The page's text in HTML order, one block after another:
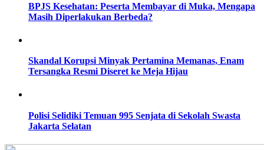
BPJS Kesehatan: Peserta Membayar di Muka, Mengapa
Masih Diperlakukan Berbeda?
Skandal Korupsi Minyak Pertamina Memanas, Enam
Tersangka Resmi Diseret ke Meja Hijau
Polisi Selidiki Temuan 995 Senjata di Sekolah Swasta
Jakarta Selatan